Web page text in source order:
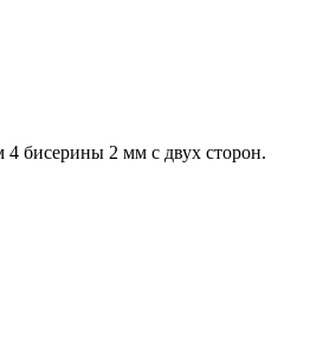
бисерины 2 мм с двух сторон.